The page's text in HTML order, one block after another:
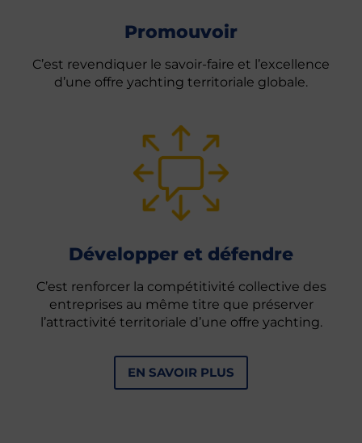
Promouvoir
C’est revendiquer le savoir-faire et l’excellence
d’une offre yachting territoriale globale.
Développer et défendre
C’est renforcer la compétitivité collective des
entreprises au même titre que préserver
l’attractivité territoriale d’une offre yachting.
EN SAVOIR PLUS